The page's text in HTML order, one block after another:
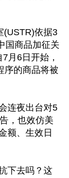
(USTR)依据3
国商品加征关
月6日开始，
序的商品将被
连夜出台对5
，也效仿美
额、生效日
下去吗？这